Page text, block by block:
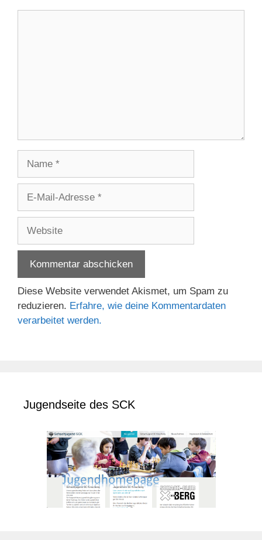
Adresse
Diese Website verwendet Akismet, um Spam zu
reduzieren. Erfahre, wie deine Kommentardaten
verarbeitet werden.
Jugendseite des SCK